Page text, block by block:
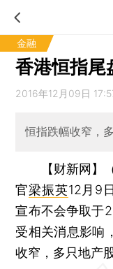
金融
香港恒指尾
2016年12月09日
恒指跌幅收窄，
【财新网】
官梁振英12月9
宣布不会争取于
受相关消息影响
收窄，多只地产